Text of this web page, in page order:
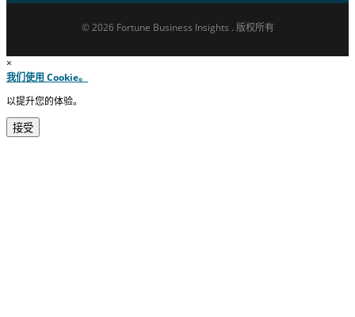
© 2026 Fortune Business Insights . 版权所有
×
我们使用 Cookie。
以提升您的体验。
接受